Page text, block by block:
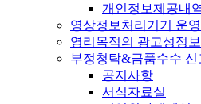
개인정보제공내
영상정보처리기기 운
영리목적의 광고성정
부정청탁&금품수수 신
공지사항
서식자료실